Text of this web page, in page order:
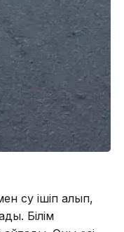
су ішіп алып,
Білім